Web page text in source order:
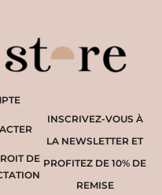
INSCRIVEZ-VOUS À
LA NEWSLETTER ET
PROFITEZ DE 10% DE
REMISE
DE